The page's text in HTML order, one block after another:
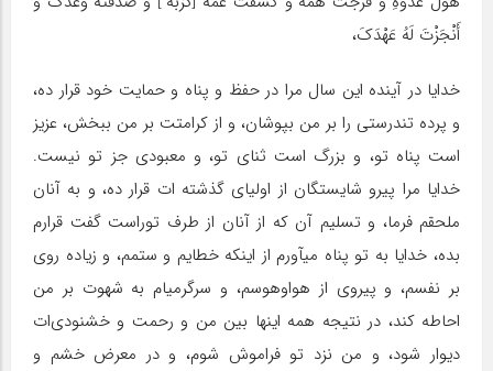
أَنْجَزْتَ لَهُ عَهْدَکَ،
خدایا در آینده این سال مرا در حفظ و پناه و حمایت خود قرار ده،
و پرده تندرستى را بر من بپوشان، و از کرامتت بر من ببخش، عزیز
است پناه تو، و بزرگ است ثناى تو، و معبودى جز تو نیست.
خدایا مرا پیرو شایستگان از اولیاى گذشته ات قرار ده، و به آنان
ملحقم فرما، و تسلیم آن که از آنان از طرف توراست گفت قرارم
بده، خدایا به تو پناه میآورم از اینکه خطایم و ستمم، و زیاده روى
بر نفسم، و پیروی از هواوهوسم، و سرگرمیام به شهوت بر من
احاطه کند، در نتیجه همه اینها بین من و رحمت و خشنودی‌ات
دیوار شود، و من نزد تو فراموش شوم، و در معرض خشم و